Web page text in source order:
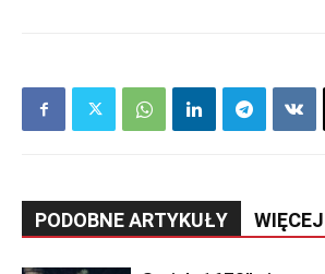
PODOBNE ARTYKUŁY